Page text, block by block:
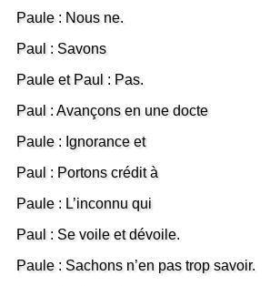
Paule : Nous ne.
Paul : Savons
Paule et Paul : Pas.
Paul : Avançons en une docte
Paule : Ignorance et
Paul : Portons crédit à
Paule : L’inconnu qui
Paul : Se voile et dévoile.
Paule : Sachons n’en pas trop savoir.